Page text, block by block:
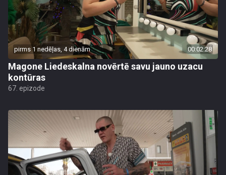
pirms 1 nedēļas, 4 dienām 00:02:28
Magone Liedeskalna novērtē savu jauno uzacu
kontūras
67. epizode